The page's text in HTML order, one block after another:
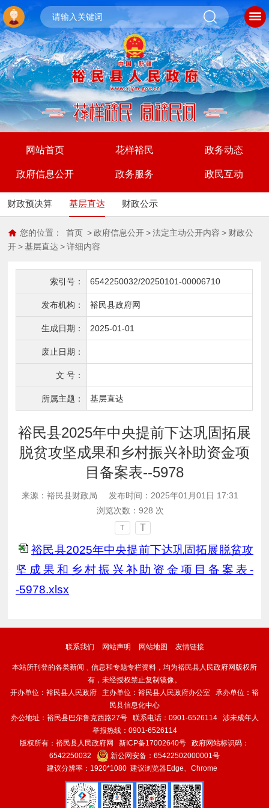
网站首页 花样裕民 政务动态
政府信息公开 政务服务 政民互动
财政预决算 基层直达 财政公示
您的位置： 首页 > 政府信息公开 > 法定主动公开内容 > 财政公
开 > 基层直达 > 详细内容
索引号： 6542250032/20250101-00006710
发布机构： 裕民县政府网
生成日期： 2025-01-01
废止日期：
文 号：
所属主题： 基层直达
裕民县2025年中央提前下达巩固拓展
脱贫攻坚成果和乡村振兴补助资金项
目备案表--5978
来源：裕民县财政局
发布时间：2025年01月01日 17:31
浏览次数： 928 次
T T
裕民县2025年中央提前下达巩固拓展脱贫攻
坚成果和乡村振兴补助资金项目备案表-
-5978.xlsx
联系我们 网站声明 网站地图 友情链接
本站所刊登的各类新闻﹑信息和专题专栏资料，均为裕民县人民政府网版权所
有，未经授权禁止复制镜像。
开办单位：裕民县人民政府 主办单位：裕民县人民政府办公室 承办单位：裕
民县信息化中心
办公地址：裕民县巴尔鲁克西路27号 联系电话：0901-6526114 涉未成年人
举报热线：0901-6526114
版权所有：裕民县人民政府网 新ICP备17002640号 政府网站标识码：
6542250032
新公网安备： 65422502000001号
建议分辨率：1920*1080 建议浏览器Edge、Chrome